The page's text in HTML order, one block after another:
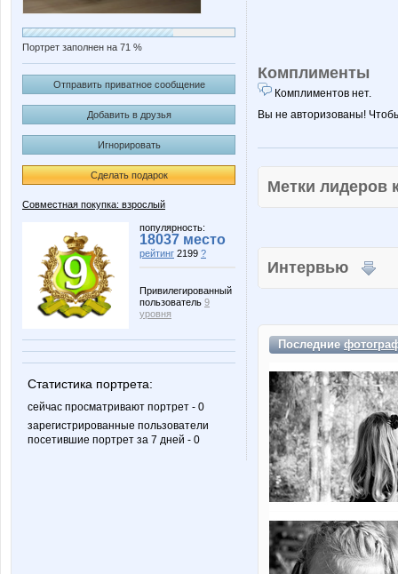
Портрет заполнен на 71 %
Отправить приватное сообщение
Добавить в друзья
Игнорировать
Сделать подарок
Совместная покупка: взрослый
популярность:
18037 место
рейтинг 2199 ?
Привилегированный
пользователь 9
уровня
Статистика портрета:
сейчас просматривают портрет - 0
зарегистрированные пользователи
посетившие портрет за 7 дней - 0
Комплименты
Комплиментов нет.
Вы не авторизованы!
Метки
Интервью
Последние